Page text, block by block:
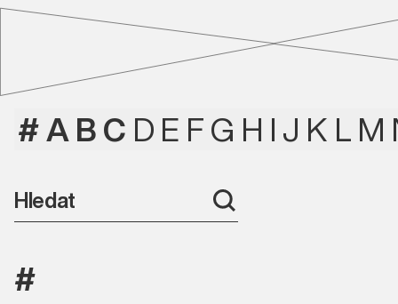
#ABC DE FG H IJ K LM
#